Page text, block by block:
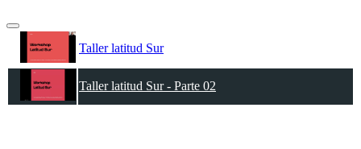
Taller latitud Sur
Taller latitud Sur - Parte 02